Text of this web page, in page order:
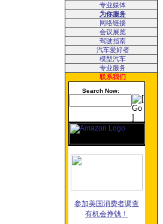
专业媒体
为你服务
网络链接
会议展览
驾驶指南
汽车爱好者
模型汽车
专业服务
联系我们
Search Now:
参加美国消费者调查
有机会挣钱！